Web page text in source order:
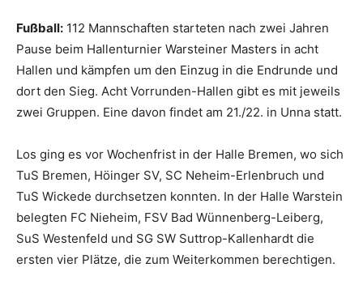
Fußball: 112 Mannschaften starteten nach zwei Jahren
Pause beim Hallenturnier Warsteiner Masters in acht
Hallen und kämpfen um den Einzug in die Endrunde und
dort den Sieg. Acht Vorrunden-Hallen gibt es mit jeweils
zwei Gruppen. Eine davon findet am 21./22. in Unna statt.
Los ging es vor Wochenfrist in der Halle Bremen, wo sich
TuS Bremen, Höinger SV, SC Neheim-Erlenbruch und
TuS Wickede durchsetzen konnten. In der Halle Warstein
belegten FC Nieheim, FSV Bad Wünnenberg-Leiberg,
SuS Westenfeld und SG SW Suttrop-Kallenhardt die
ersten vier Plätze, die zum Weiterkommen berechtigen.